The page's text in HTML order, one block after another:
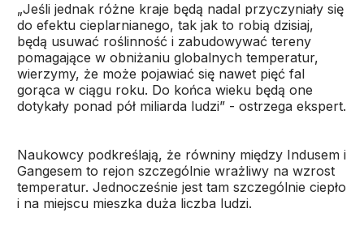
„Jeśli jednak różne kraje będą nadal przyczyniały się
do efektu cieplarnianego, tak jak to robią dzisiaj,
będą usuwać roślinność i zabudowywać tereny
pomagające w obniżaniu globalnych temperatur,
wierzymy, że może pojawiać się nawet pięć fal
gorąca w ciągu roku. Do końca wieku będą one
dotykały ponad pół miliarda ludzi” - ostrzega ekspert.
Naukowcy podkreślają, że równiny między Indusem i
Gangesem to rejon szczególnie wrażliwy na wzrost
temperatur. Jednocześnie jest tam szczególnie ciepło
i na miejscu mieszka duża liczba ludzi.